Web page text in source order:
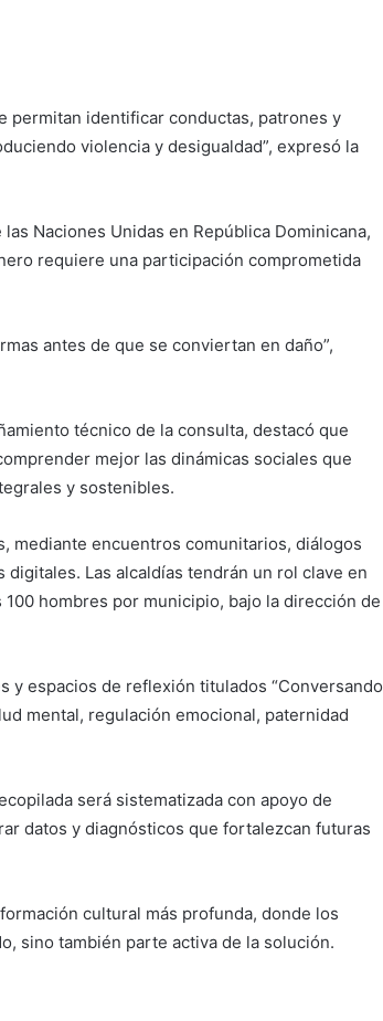
permitan identificar conductas, patrones y
violencia y desigualdad”, expresó la
Naciones Unidas en República Dominicana,
requiere una participación comprometida
antes de que se conviertan en daño”,
técnico de la consulta, destacó que
mejor las dinámicas sociales que
y sostenibles.
mediante encuentros comunitarios, diálogos
Las alcaldías tendrán un rol clave en
hombres por municipio, bajo la dirección de
y espacios de reflexión titulados “Conversando
mental, regulación emocional, paternidad
será sistematizada con apoyo de
datos y diagnósticos que fortalezcan futuras
cultural más profunda, donde los
sino también parte activa de la solución.